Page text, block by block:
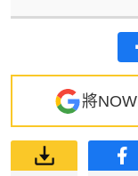
將